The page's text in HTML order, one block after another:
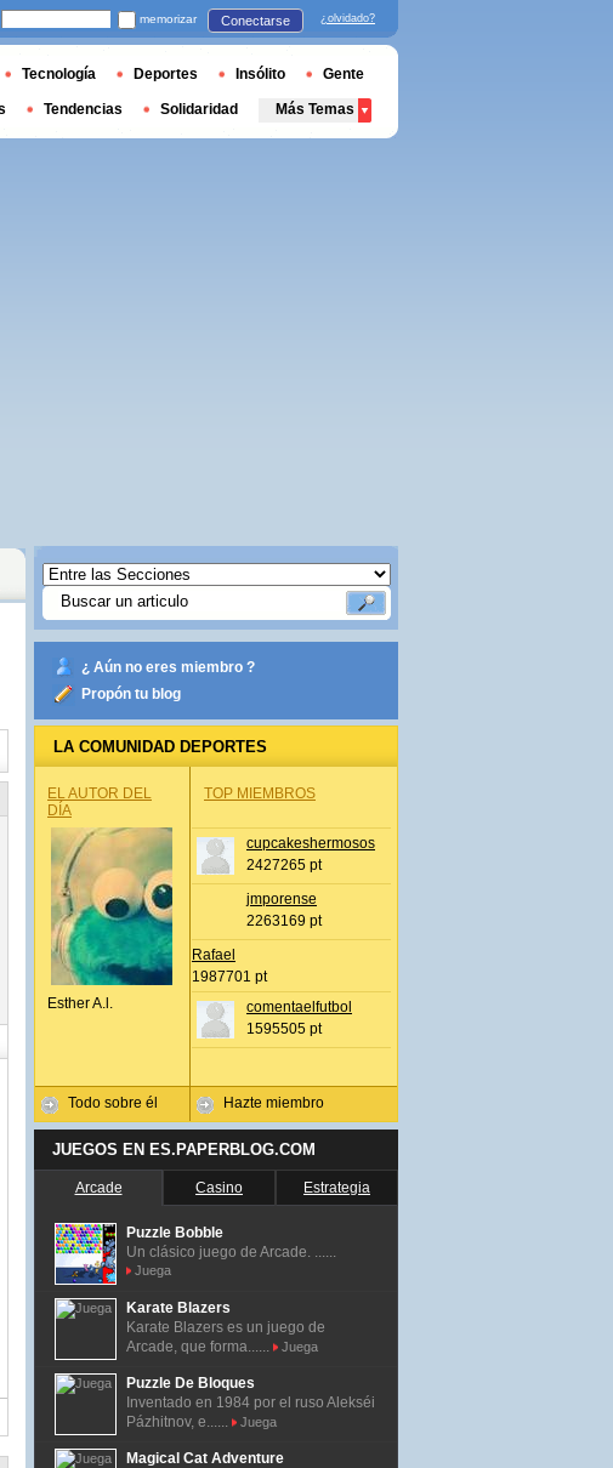
¿ Aún no eres miembro ?
Propón tu blog
LA COMUNIDAD DEPORTES
EL AUTOR DEL
DÍA
Esther A.l.
Todo sobre él
TOP MIEMBROS
cupcakeshermosos
2427265 pt
jmporense
2263169 pt
Rafael
1987701 pt
comentaelfutbol
1595505 pt
Hazte miembro
JUEGOS EN ES.PAPERBLOG.COM
Arcade Casino Estrategia
Puzzle Bobble
Un clásico juego de Arcade. ......
Juega
Karate Blazers
Karate Blazers es un juego de
Arcade, que forma......
Juega
Puzzle De Bloques
Inventado en 1984 por el ruso Alekséi
Pázhitnov, e......
Juega
Magical Cat Adventure
memorizar Conectarse ¿olvidado?
Tecnología Deportes Insólito Gente
Tendencias Solidaridad Más Temas